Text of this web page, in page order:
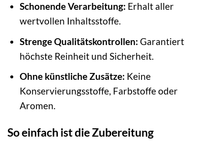
Schonende Verarbeitung: Erhalt aller
wertvollen Inhaltsstoffe.
Strenge Qualitätskontrollen: Garantiert
höchste Reinheit und Sicherheit.
Ohne künstliche Zusätze: Keine
Konservierungsstoffe, Farbstoffe oder
Aromen.
So einfach ist die Zubereitung